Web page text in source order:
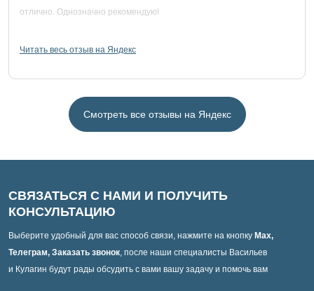
отлично. Однозначно рекомендую!
Читать весь отзыв на Яндекс
Смотреть все отзывы на Яндекс
СВЯЗАТЬСЯ С НАМИ И ПОЛУЧИТЬ
КОНСУЛЬТАЦИЮ
Выберите удобный для вас способ связи, нажмите на кнопку Max,
Телеграм, Заказать звонок, после наши специалисты Васильев
и Кулагин будут рады обсудить с вами вашу задачу и помочь вам